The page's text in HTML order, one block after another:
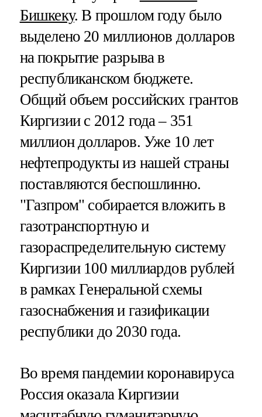
Бишкеку. В прошлом году было
выделено 20 миллионов долларов
на покрытие разрыва в
республиканском бюджете.
Общий объем российских грантов
Киргизии с 2012 года – 351
миллион долларов. Уже 10 лет
нефтепродукты из нашей страны
поставляются беспошлинно.
"Газпром" собирается вложить в
газотранспортную и
газораспределительную систему
Киргизии 100 миллиардов рублей
в рамках Генеральной схемы
газоснабжения и газификации
республики до 2030 года.
Во время пандемии коронавируса
Россия оказала Киргизии